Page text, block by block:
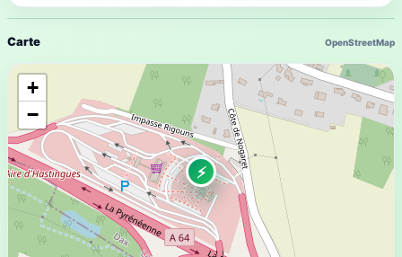
Carte OpenStreetMap
⚡
+
−